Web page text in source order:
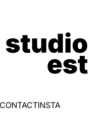
CONTACTINSTA